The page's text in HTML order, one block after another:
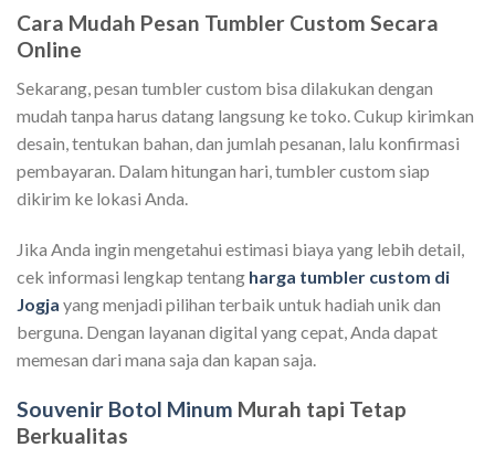
Cara Mudah Pesan Tumbler Custom Secara
Online
Sekarang, pesan tumbler custom bisa dilakukan dengan
mudah tanpa harus datang langsung ke toko. Cukup kirimkan
desain, tentukan bahan, dan jumlah pesanan, lalu konfirmasi
pembayaran. Dalam hitungan hari, tumbler custom siap
dikirim ke lokasi Anda.
Jika Anda ingin mengetahui estimasi biaya yang lebih detail,
cek informasi lengkap tentang harga tumbler custom di
Jogja yang menjadi pilihan terbaik untuk hadiah unik dan
berguna. Dengan layanan digital yang cepat, Anda dapat
memesan dari mana saja dan kapan saja.
Souvenir Botol Minum Murah tapi Tetap
Berkualitas